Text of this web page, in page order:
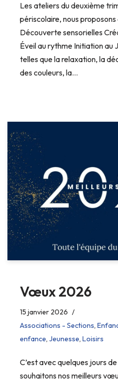
Les ateliers du deuxième
périscolaire, nous
Découverte sensorielles
Éveil au rythme Initiation au
telles que la relaxation, la
des couleurs, la…
Vœux 2026
15 janvier 2026
Associations - Sections,
enfance, Jeunesse, Loisirs
C’est avec quelques jours
souhaitons nos meilleurs